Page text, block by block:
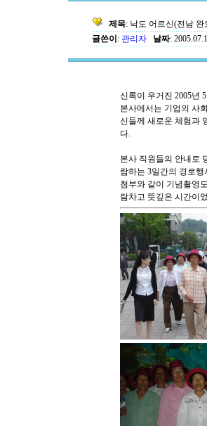
제목: 낙도 어르신(전남 완
글쓴이 : 관리자 날짜:
신록이 우거진 2005년
본사에서는 기업의 사
신들께 새로운 체험과
다.
본사 직원들의 안내로
람하는 3일간의 경로
첨부와 같이 기념촬영
람차고 뜻깊은 시간이